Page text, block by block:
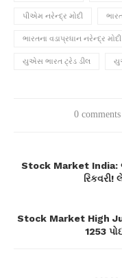
પીએમ નરેન્દ્ર મોદી
ભારતના વડાપ્રધાન નરેન્દ્ર મોદી
યુએસ ભારત ટ્રેડ ડીલ
0 comments
Stock Market India:
રિકવરી!
Stock Market High
1253